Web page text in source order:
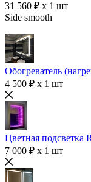
31 560 ₽ x 1 шт
Side smooth
Обогреватель
4 500 ₽ x 1 шт
Цветная подсветка
7 000 ₽ x 1 шт